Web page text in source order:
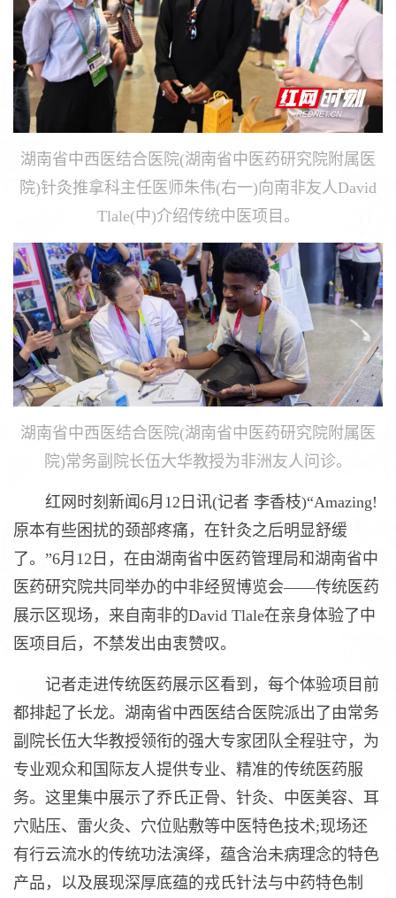
湖南省中西医结合医院(湖南省中医药研究院附属医
院)针灸推拿科主任医师朱伟(右一)向南非友人David
Tlale(中)介绍传统中医项目。
湖南省中西医结合医院(湖南省中医药研究院附属医
院)常务副院长伍大华教授为非洲友人问诊。
红网时刻新闻6月12日讯(记者 李香枝)“Amazing!
原本有些困扰的颈部疼痛，在针灸之后明显舒缓
了。”6月12日，在由湖南省中医药管理局和湖南省中
医药研究院共同举办的中非经贸博览会——传统医药
展示区现场，来自南非的David Tlale在亲身体验了中
医项目后，不禁发出由衷赞叹。
记者走进传统医药展示区看到，每个体验项目前
都排起了长龙。湖南省中西医结合医院派出了由常务
副院长伍大华教授领衔的强大专家团队全程驻守，为
专业观众和国际友人提供专业、精准的传统医药服
务。这里集中展示了乔氏正骨、针灸、中医美容、耳
穴贴压、雷火灸、穴位贴敷等中医特色技术;现场还
有行云流水的传统功法演绎，蕴含治未病理念的特色
产品，以及展现深厚底蕴的戎氏针法与中药特色制